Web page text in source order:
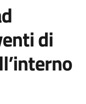
di